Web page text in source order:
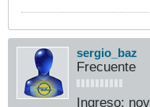
sergio_baz
Frecuente
Ingreso: